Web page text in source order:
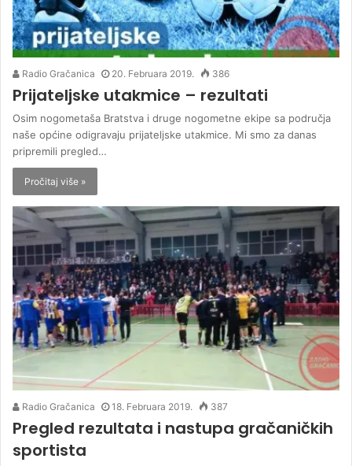
Radio Gračanica 20. Februara 2019. 386
Prijateljske utakmice – rezultati
Osim nogometaša Bratstva i druge nogometne ekipe sa područja
naše općine odigravaju prijateljske utakmice. Mi smo za danas
pripremili pregled…
Pročitaj više »
Radio Gračanica 18. Februara 2019. 387
Pregled rezultata i nastupa gračaničkih
sportista